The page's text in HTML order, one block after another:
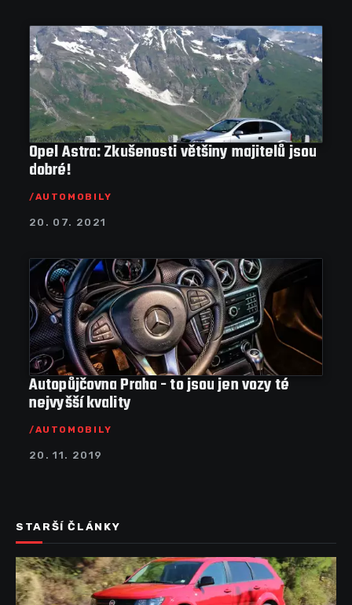
Opel Astra: Zkušenosti většiny majitelů jsou
dobré!
AUTOMOBILY
20. 07. 2021
Autopůjčovna Praha - to jsou jen vozy té
nejvyšší kvality
AUTOMOBILY
20. 11. 2019
STARŠÍ ČLÁNKY